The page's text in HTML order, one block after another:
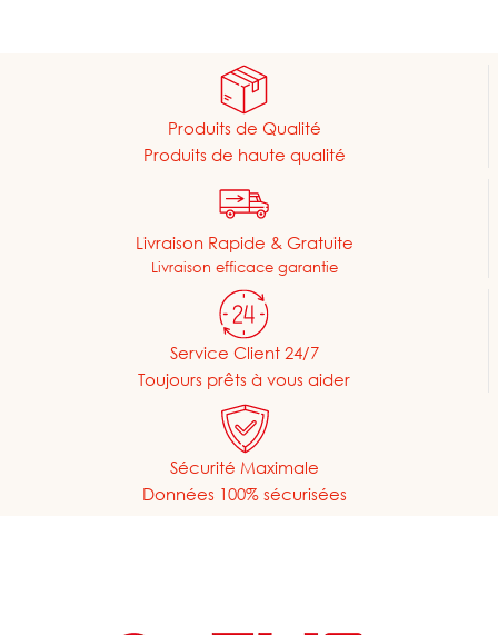
Produits de Qualité
Produits de haute qualité
Livraison Rapide & Gratuite
Livraison efficace garantie
Service Client 24/7
Toujours prêts à vous aider
Sécurité Maximale
Données 100% sécurisées